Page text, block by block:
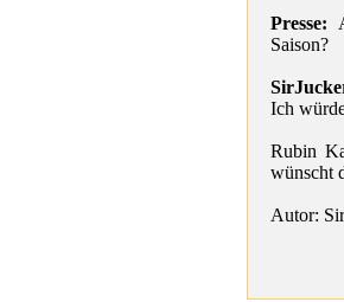
Presse:
Saison?
Ich
Rubin
wünscht
Autor: